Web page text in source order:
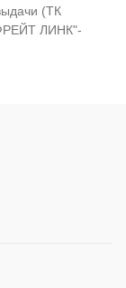
(ТК
ЛИНК"-